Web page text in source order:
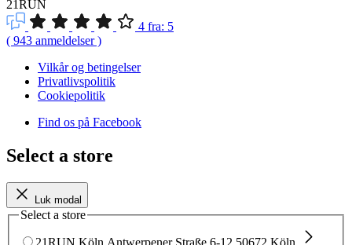
21RUN
4 fra: 5
( 943 anmeldelser)
Vilkår og betingelser
Privatlivspolitik
Cookiepolitik
Find os på Facebook
Select a store
Luk modal
Select a store
21RUN Köln Antwerpener Straße 6-12 50672 Köln